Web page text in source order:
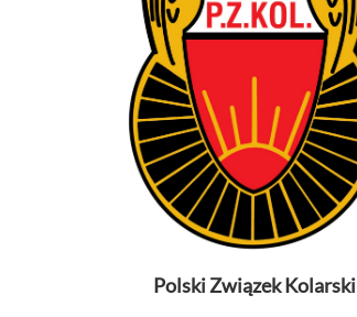
Polski Związek Kolarski